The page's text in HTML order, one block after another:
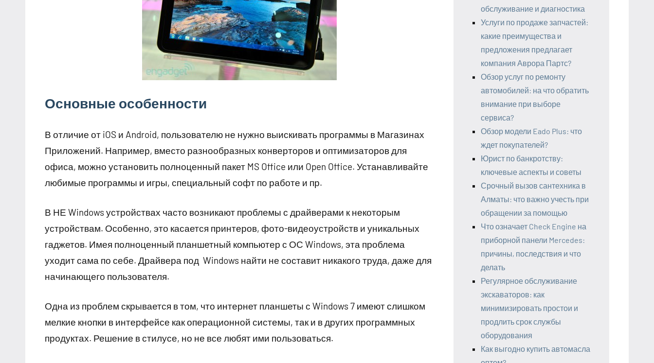
Основные особенности
В отличие от iOS и Android, пользователю не нужно выискивать программы в Магазинах
Приложений. Например, вместо разнообразных конверторов и оптимизаторов для
офиса, можно установить полноценный пакет MS Office или Open Office. Устанавливайте
любимые программы и игры, специальный софт по работе и пр.
В НЕ Windows устройствах часто возникают проблемы с драйверами к некоторым
устройствам. Особенно, это касается принтеров, фото-видеоустройств и уникальных
гаджетов. Имея полноценный планшетный компьютер с ОС Windows, эта проблема
уходит сама по себе. Драйвера под Windows найти не составит никакого труда, даже для
начинающего пользователя.
Одна из проблем скрывается в том, что интернет планшеты с Windows 7 имеют слишком
мелкие кнопки в интерфейсе как операционной системы, так и в других программных
продуктах. Решение в стилусе, но не все любят ими пользоваться.
обслуживание и диагностика
Услуги по продаже запчастей:
какие преимущества и
предложения предлагает
компания Аврора Партс?
Обзор услуг по ремонту
автомобилей: на что обратить
внимание при выборе
сервиса?
Обзор модели Eado Plus: что
ждет покупателей?
Юрист по банкротству:
ключевые аспекты и советы
Срочный вызов сантехника в
Алматы: что важно учесть при
обращении за помощью
Что означает Check Engine на
приборной панели Mercedes:
причины, последствия и что
делать
Регулярное обслуживание
экскаваторов: как
минимизировать простои и
продлить срок службы
оборудования
Как выгодно купить автомасла